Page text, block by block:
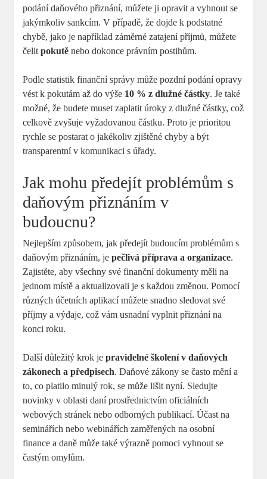
podání daňového přiznání, můžete ji opravit a vyhnout se
jakýmkoliv sankcím. V případě, že dojde k podstatné
chybě, jako je například záměrné zatajení příjmů, můžete
čelitpokutě nebo dokonce právním postihům.
Podle statistik finanční správy může pozdní podání opravy
vést k pokutám až do výše 10 % z dlužné částky. Je také
možné, že budete muset zaplatit úroky z dlužné částky, což
celkově zvyšuje vyžadovanou částku. Proto je prioritou
rychle se postarat o jakékoliv zjištěné chyby a být
transparentní v komunikaci s úřady.
Jak mohu předejít problémům s
daňovým přiznáním v
budoucnu?
Nejlepším způsobem, jak předejít budoucím problémům s
daňovým přiznáním, jepečlivá příprava a organizace.
Zajistěte, aby všechny své finanční dokumenty měli na
jednom místě a aktualizovali je s každou změnou. Pomocí
různých účetních aplikací můžete snadno sledovat své
příjmy a výdaje, což vám usnadní vyplnit přiznání na
konci roku.
Další důležitý krok jepravidelné školení v daňových
zákonech a předpisech. Daňové zákony se často mění a
to, co platilo minulý rok, se může lišit nyní. Sledujte
novinky v oblasti daní prostřednictvím oficiálních
webových stránek nebo odborných publikací. Účast na
seminářích nebo webinářích zaměřených na osobní
finance a daně může také výrazně pomoci vyhnout se
častým omylům.